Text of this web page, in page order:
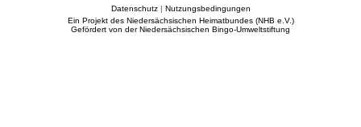
Datenschutz| Nutzungsbedingungen
Ein Projekt des Niedersächsischen Heimatbundes (NHB e.V.)
Gefördert von der Niedersächsischen Bingo-Umweltstiftung